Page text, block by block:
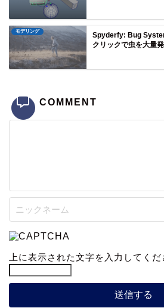
モデリング
Spyderfy: Bug
クリックで虫を大量
COMMENT
上に表示された文字を入力してくだ